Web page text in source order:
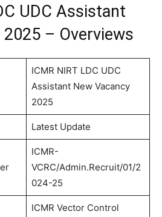
UDC Assistant
2025 – Overviews
ICMR NIRT LDC UDC
Assistant New Vacancy
2025
Latest Update
ICMR-
VCRC/Admin.Recruit/01/2
024-25
ICMR Vector Control